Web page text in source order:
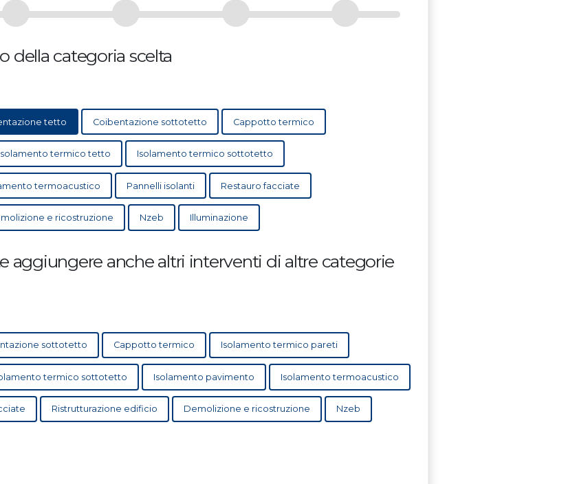
della categoria scelta
tetto Coibentazione sottotetto Cappotto termico
termico tetto Isolamento termico sottotetto
termoacustico Pannelli isolanti Restauro facciate
e ricostruzione Nzeb Illuminazione
aggiungere anche altri interventi di altre categorie
sottotetto Cappotto termico Isolamento termico pareti
termico sottotetto Isolamento pavimento Isolamento termoacustico
Ristrutturazione edificio Demolizione e ricostruzione Nzeb